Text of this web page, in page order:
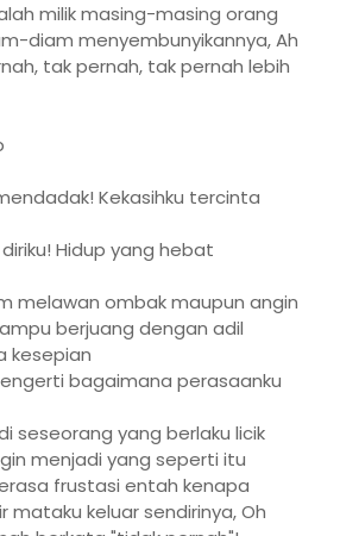
milik masing-masing orang
diam menyembunyikannya, Ah
tak pernah, tak pernah lebih
Kekasihku tercinta
Hidup yang hebat
melawan ombak maupun angin
berjuang dengan adil
kesepian
bagaimana perasaanku
seseorang yang berlaku licik
menjadi yang seperti itu
frustasi entah kenapa
mataku keluar sendirinya, Oh